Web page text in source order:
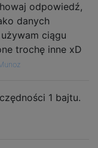
odpowiedź,
danych
ciągu
trochę inne xD
1 bajtu.